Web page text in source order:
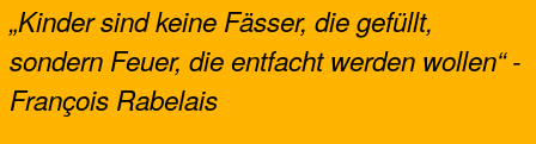
„Kinder sind keine Fässer, die gefüllt,
sondern Feuer, die entfacht werden wollen“ -
François Rabelais